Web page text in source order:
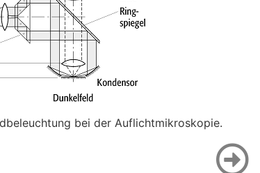
bei der Auflichtmikroskopie.